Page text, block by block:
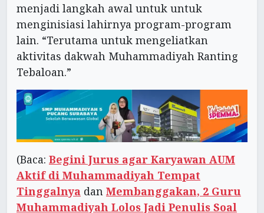
menjadi langkah awal untuk untuk
menginisiasi lahirnya program-program
lain. “Terutama untuk mengeliatkan
aktivitas dakwah Muhammadiyah Ranting
Tebaloan.”
(Baca: Begini Jurus agar Karyawan AUM
Aktif di Muhammadiyah Tempat
Tinggalnya dan Membanggakan, 2 Guru
Muhammadiyah Lolos Jadi Penulis Soal